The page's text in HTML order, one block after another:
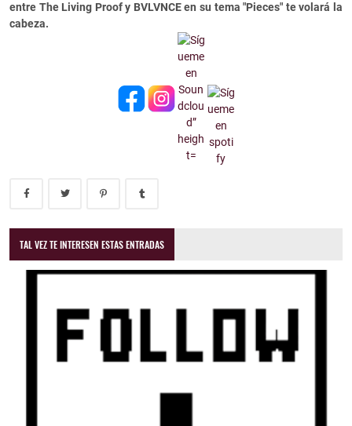
entre The Living Proof y BVLVNCE en su tema "Pieces" te volará la
cabeza.
TAL VEZ TE INTERESEN ESTAS ENTRADAS